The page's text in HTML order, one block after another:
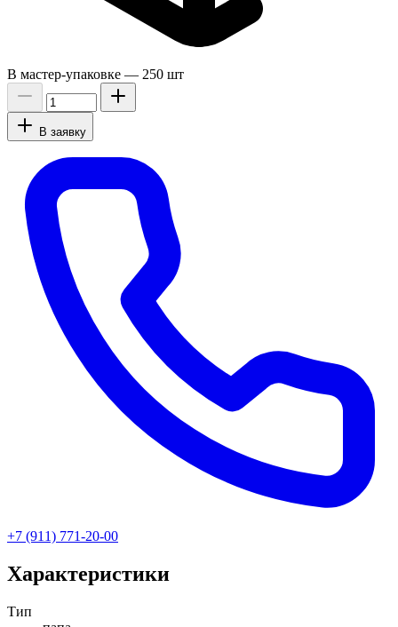
В мастер-упаковке — 250 шт
В заявку
+7 (911) 771-20-00
Характеристики
Тип